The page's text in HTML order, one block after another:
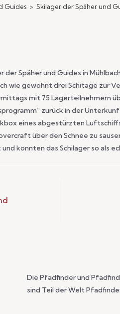
Guides > Skilager der Späher und
der Späher und Guides in
gewohnt drei Schitage zur
mit 75 Lagerteilnehmern
zurück in der
eines abgestürzten
über den Schnee zu
konnten das Schilager so als
Die Pfadfinder und
sind Teil der Welt